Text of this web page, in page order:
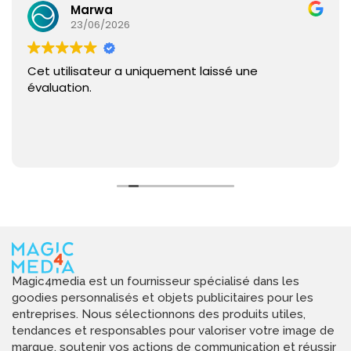
Marwa
23/06/2026
Cet utilisateur a uniquement laissé une
évaluation.
Magic4media est un fournisseur spécialisé dans les
goodies personnalisés et objets publicitaires pour les
entreprises. Nous sélectionnons des produits utiles,
tendances et responsables pour valoriser votre image de
marque, soutenir vos actions de communication et réussir